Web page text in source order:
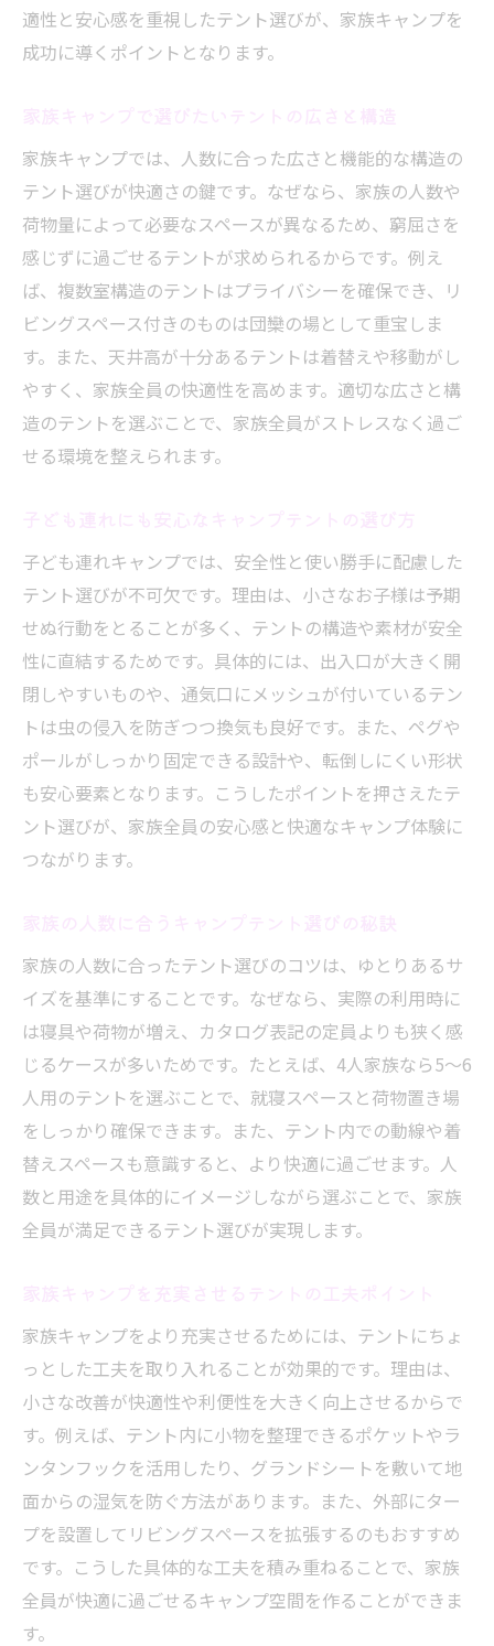
一人用キャンプテントの選択ポイントと注
意点
ソロキャンプ初心者におすすめのテント術
快適キャンプへ導くテントの機能性とは
キャンプを快適にするテントの機能性に注
目
遮光性や通気性を重視したテント選びの極
意
天候対応力が高いキャンプテントの見極め
方
雨や風に強いテント機能で安心のキャンプ
キャンプテントの性能を比較し理想を探す
初心者が知るべきテントの長持ちポイント
キャンプテントを長く使うための基礎知識
初心者でも実践できるテントの保管と管理
術
キャンプテントの寿命を延ばすメンテナン
ス法
正しい取り扱いでキャンプテントを長持ち
させる
対策
ワンタッチ式テントで設営がもっと手軽に
ワンタッチキャンプテントで設営時間を短
縮
初心者も安心なワンタッチテントの使い方
手軽さが魅力のワンタッチ式キャンプテン
ト
設営が簡単なテントで快適なキャンプ時間
説
キャンプ初心者に人気の簡単設営テント活
用術
耐久性重視のキャンプテントを選ぶコツ
耐久性が高いキャンプテントの見極めポイ
ント
長持ちするキャンプテントの素材と特徴
過酷な環境でも安心なテント選びのコツ
適性と安心感を重視したテント選びが、家族キャンプを
成功に導くポイントとなります。
家族キャンプでは、人数に合った広さと機能的な構造の
テント選びが快適さの鍵です。なぜなら、家族の人数や
荷物量によって必要なスペースが異なるため、窮屈さを
感じずに過ごせるテントが求められるからです。例え
ば、複数室構造のテントはプライバシーを確保でき、リ
ビングスペース付きのものは団欒の場として重宝しま
す。また、天井高が十分あるテントは着替えや移動がし
やすく、家族全員の快適性を高めます。適切な広さと構
造のテントを選ぶことで、家族全員がストレスなく過ご
せる環境を整えられます。
子ども連れキャンプでは、安全性と使い勝手に配慮した
テント選びが不可欠です。理由は、小さなお子様は予期
せぬ行動をとることが多く、テントの構造や素材が安全
性に直結するためです。具体的には、出入口が大きく開
閉しやすいものや、通気口にメッシュが付いているテン
トは虫の侵入を防ぎつつ換気も良好です。また、ペグや
ポールがしっかり固定できる設計や、転倒しにくい形状
も安心要素となります。こうしたポイントを押さえたテ
ント選びが、家族全員の安心感と快適なキャンプ体験に
つながります。
家族の人数に合ったテント選びのコツは、ゆとりあるサ
イズを基準にすることです。なぜなら、実際の利用時に
は寝具や荷物が増え、カタログ表記の定員よりも狭く感
じるケースが多いためです。たとえば、4人家族なら5～6
人用のテントを選ぶことで、就寝スペースと荷物置き場
をしっかり確保できます。また、テント内での動線や着
替えスペースも意識すると、より快適に過ごせます。人
数と用途を具体的にイメージしながら選ぶことで、家族
全員が満足できるテント選びが実現します。
家族キャンプをより充実させるためには、テントにちょ
っとした工夫を取り入れることが効果的です。理由は、
小さな改善が快適性や利便性を大きく向上させるからで
す。例えば、テント内に小物を整理できるポケットやラ
ンタンフックを活用したり、グランドシートを敷いて地
面からの湿気を防ぐ方法があります。また、外部にター
プを設置してリビングスペースを拡張するのもおすすめ
です。こうした具体的な工夫を積み重ねることで、家族
全員が快適に過ごせるキャンプ空間を作ることができま
す。